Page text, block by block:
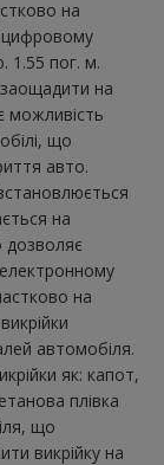
на
цифровому
1.55 пог. м.
на
можливість
що
авто.
на
дозволяє
на
автомобіля.
як: капот,
плівка
що
викрійку на